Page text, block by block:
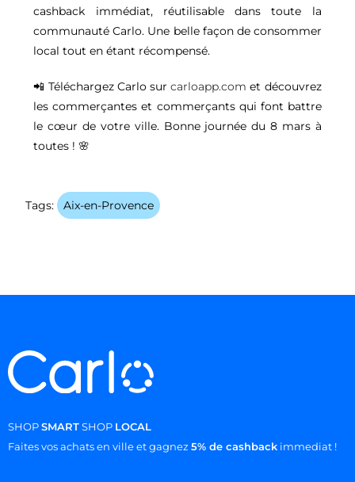
cashback immédiat, réutilisable dans toute la
communauté Carlo. Une belle façon de consommer
local tout en étant récompensé.
📲 Téléchargez Carlo sur carloapp.com et découvrez
les commerçantes et commerçants qui font battre
le cœur de votre ville. Bonne journée du 8 mars à
toutes ! 🌸
Tags: Aix-en-Provence
SHOPSMARTSHOP LOCAL
Faites vos achats en ville et gagnez 5% de cashback immediat !